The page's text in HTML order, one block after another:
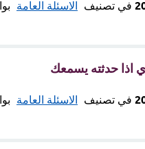
في تصنيف الاسئلة العامة
اذا حدثته يسمعك
في تصنيف الاسئلة العامة